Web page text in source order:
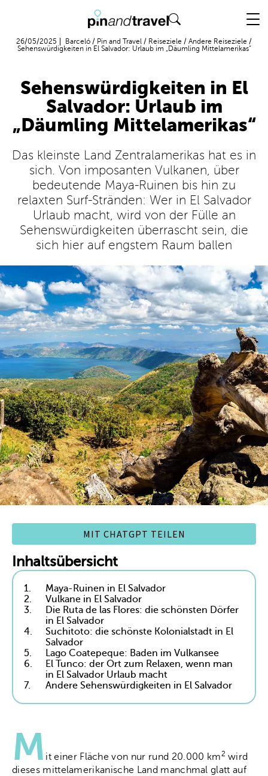
26/05/2025 Barceló / Pin and Travel / Reiseziele / Andere Reiseziele /
Sehenswürdigkeiten in El Salvador: Urlaub im „Däumling Mittelamerikas“
Sehenswürdigkeiten in El
Salvador: Urlaub im
„Däumling Mittelamerikas“
Das kleinste Land Zentralamerikas hat es in
sich. Von imposanten Vulkanen, über
bedeutende Maya-Ruinen bis hin zu
relaxten Surf-Stränden: Wer in El Salvador
Urlaub macht, wird von der Fülle an
Sehenswürdigkeiten überrascht sein, die
sich hier auf engstem Raum ballen
MIT CHATGPT TEILEN
Inhaltsübersicht
1.
Maya-Ruinen in El Salvador
2.
Vulkane in El Salvador
3.
Die Ruta de las Flores: die schönsten Dörfer
in El Salvador
4.
Suchitoto: die schönste Kolonialstadt in El
Salvador
5.
Lago Coatepeque: Baden im Vulkansee
6.
El Tunco: der Ort zum Relaxen, wenn man
in El Salvador Urlaub macht
7.
Andere Sehenswürdigkeiten in El Salvador
M it einer Fläche von nur rund 20.000 km2 wird
dieses mittelamerikanische Land manchmal glatt auf